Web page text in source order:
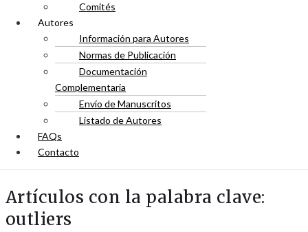
Comités
Autores
Información para Autores
Normas de Publicación
Documentación
Complementaria
Envío de Manuscritos
Listado de Autores
FAQs
Contacto
Artículos con la palabra clave:
outliers